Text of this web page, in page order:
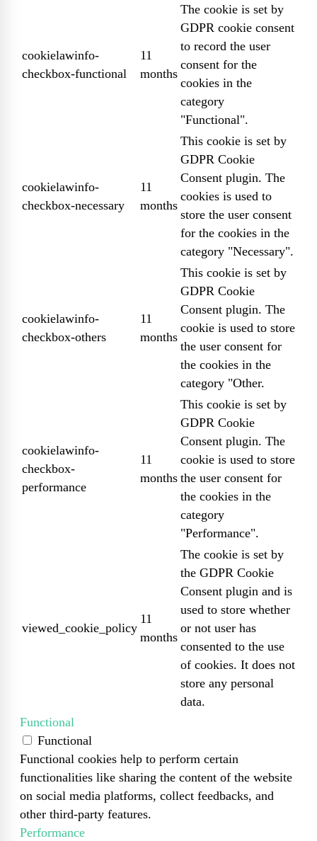
cookielawinfo-
checkbox-functional
11
months
The cookie is set by
GDPR cookie consent
to record the user
consent for the
cookies in the
category
"Functional".
cookielawinfo-
checkbox-necessary
11
months
This cookie is set by
GDPR Cookie
Consent plugin. The
cookies is used to
store the user consent
for the cookies in the
category "Necessary".
cookielawinfo-
checkbox-others
11
months
This cookie is set by
GDPR Cookie
Consent plugin. The
cookie is used to store
the user consent for
the cookies in the
category "Other.
cookielawinfo-
checkbox-
performance
11
months
This cookie is set by
GDPR Cookie
Consent plugin. The
cookie is used to store
the user consent for
the cookies in the
category
"Performance".
viewed_cookie_policy
11
months
The cookie is set by
the GDPR Cookie
Consent plugin and is
used to store whether
or not user has
consented to the use
of cookies. It does not
store any personal
data.
Functional
Functional
Functional cookies help to perform certain
functionalities like sharing the content of the website
on social media platforms, collect feedbacks, and
other third-party features.
Performance